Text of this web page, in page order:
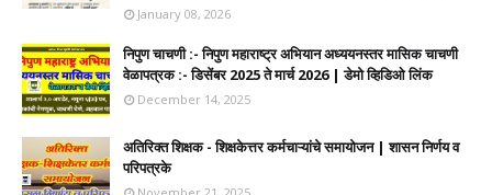
January 08, 2026
निपुण चाचणी :- निपुण महाराष्ट्र अभियान अध्ययनस्तर मासिक चाचणी
वेळापत्रक :- डिसेंबर 2025 ते मार्च 2026 | डेमो व्हिडिओ लिंक
December 14, 2025
अतिरिक्त शिक्षक - शिक्षकेत्तर कर्मचाऱ्यांचे समायोजन | शासन निर्णय व
परिपत्रके